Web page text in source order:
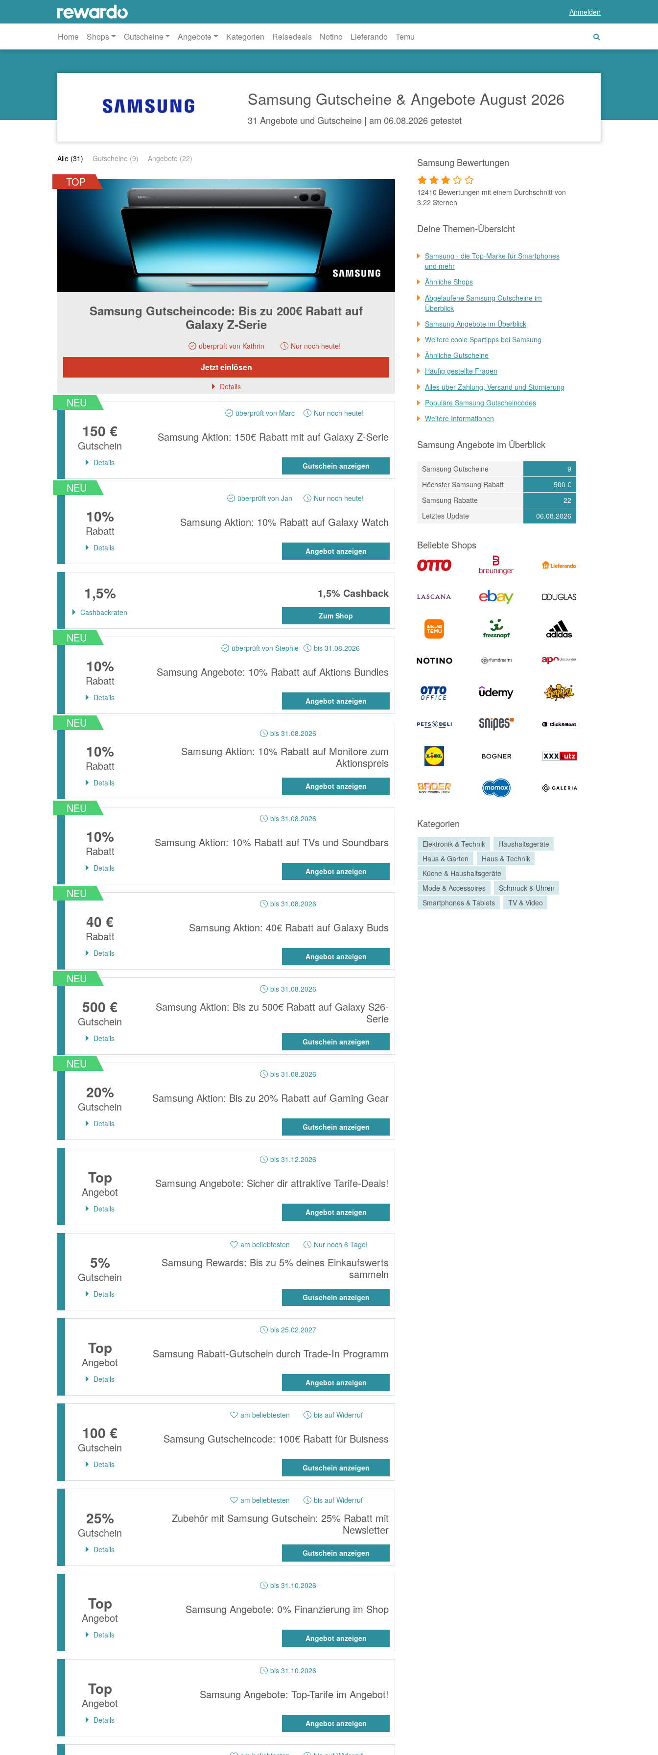
Anmelden
Home Shops Gutscheine Angebote Kategorien Reisedeals Notino Lieferando Temu
Samsung Gutscheine & Angebote August 2026
31 Angebote und Gutscheine | am 06.08.2026 getestet
Alle (31) Gutscheine (9) Angebote (22)
TOP
Samsung Gutscheincode: Bis zu 200€ Rabatt auf
Galaxy Z-Serie
überprüft von Kathrin Nur noch heute!
Details
Jetzt einlösen
überprüft von Marc Nur noch heute!
NEU
150 €
Gutschein
Samsung Aktion: 150€ Rabatt mit auf Galaxy Z-Serie
Details Gutschein anzeigen
überprüft von Jan Nur noch heute!
NEU
10%
Rabatt
Samsung Aktion: 10% Rabatt auf Galaxy Watch
Details Angebot anzeigen
1,5% 1,5% Cashback
Cashbackraten Zum Shop
überprüft von Stephie bis 31.08.2026
NEU
10%
Rabatt
Samsung Angebote: 10% Rabatt auf Aktions Bundles
Details Angebot anzeigen
bis 31.08.2026
NEU
10%
Rabatt
Samsung Aktion: 10% Rabatt auf Monitore zum
Aktionspreis
Details Angebot anzeigen
bis 31.08.2026
NEU
10%
Rabatt
Samsung Aktion: 10% Rabatt auf TVs und Soundbars
Details Angebot anzeigen
bis 31.08.2026
NEU
40 €
Rabatt
Samsung Aktion: 40€ Rabatt auf Galaxy Buds
Details Angebot anzeigen
bis 31.08.2026
NEU
500 €
Gutschein
Samsung Aktion: Bis zu 500€ Rabatt auf Galaxy S26-
Serie
Details Gutschein anzeigen
bis 31.08.2026
NEU
20%
Gutschein
Samsung Aktion: Bis zu 20% Rabatt auf Gaming Gear
Details Gutschein anzeigen
bis 31.12.2026
Top
Angebot
Samsung Angebote: Sicher dir attraktive Tarife-Deals!
Details Angebot anzeigen
am beliebtesten Nur noch 6 Tage!
5%
Gutschein
Samsung Rewards: Bis zu 5% deines Einkaufswerts
sammeln
Details Gutschein anzeigen
bis 25.02.2027
Top
Angebot
Samsung Rabatt-Gutschein durch Trade-In Programm
Details Angebot anzeigen
am beliebtesten bis auf Widerruf
100 €
Gutschein
Samsung Gutscheincode: 100€ Rabatt für Buisness
Details Gutschein anzeigen
am beliebtesten bis auf Widerruf
25%
Gutschein
Zubehör mit Samsung Gutschein: 25% Rabatt mit
Newsletter
Details Gutschein anzeigen
bis 31.10.2026
Top
Angebot
Samsung Angebote: 0% Finanzierung im Shop
Details Angebot anzeigen
bis 31.10.2026
Top
Angebot
Samsung Angebote: Top-Tarife im Angebot!
Details Angebot anzeigen
Samsung Bewertungen
12410 Bewertungen mit einem Durchschnitt von
3.22 Sternen
Deine Themen-Übersicht
Samsung - die Top-Marke für Smartphones
und mehr
Ähnliche Shops
Abgelaufene Samsung Gutscheine im
Überblick
Samsung Angebote im Überblick
Weitere coole Spartipps bei Samsung
Ähnliche Gutscheine
Häufig gestellte Fragen
Alles über Zahlung, Versand und Stornierung
Populäre Samsung Gutscheincodes
Weitere Informationen
Samsung Angebote im Überblick
Samsung Gutscheine
9
Höchster Samsung Rabatt
500 €
Samsung Rabatte
22
Letztes Update
06.08.2026
Beliebte Shops
Kategorien
Elektronik & Technik
Haushaltsgeräte
Haus & Garten
Haus & Technik
Küche & Haushaltsgeräte
Mode & Accessoires
Schmuck & Uhren
Smartphones & Tablets
TV & Video